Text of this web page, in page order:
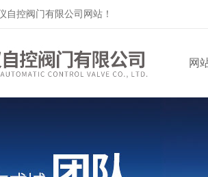
自控阀门有限公司网站！
网